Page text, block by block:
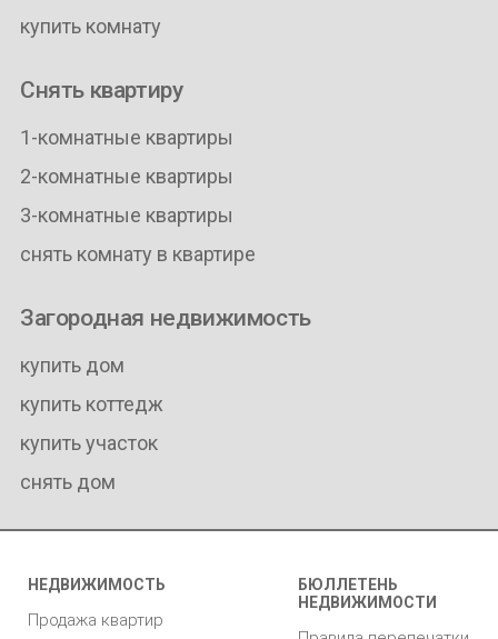
купить комнату
Снять квартиру
1-комнатные квартиры
2-комнатные квартиры
3-комнатные квартиры
снять комнату в квартире
Загородная недвижимость
купить дом
купить коттедж
купить участок
снять дом
НЕДВИЖИМОСТЬ
Продажа квартир
БЮЛЛЕТЕНЬ
НЕДВИЖИМОСТИ